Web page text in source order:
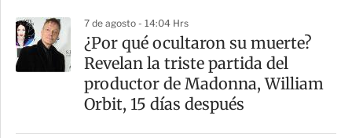
7 de agosto - 14:04 Hrs
¿Por qué ocultaron su muerte?
Revelan la triste partida del
productor de Madonna, William
Orbit, 15 días después